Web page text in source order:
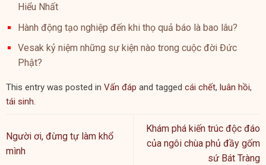
Hiểu Nhất
Hành động tạo nghiệp đến khi thọ quả báo là bao lâu?
Vesak kỷ niệm những sự kiện nào trong cuộc đời Đức
Phật?
This entry was posted in Vấn đáp and tagged cái chết, luân hồi,
tái sinh.
Người ơi, đừng tự làm khổ
mình
Khám phá kiến trúc độc đáo
của ngôi chùa phủ đầy gốm
sứ Bát Tràng